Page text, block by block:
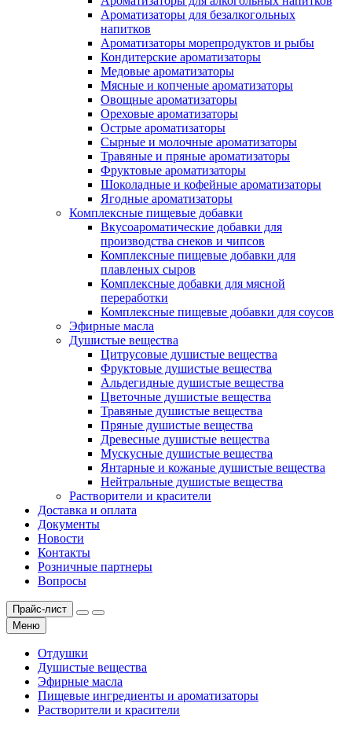
Ароматизаторы для безалкогольных
напитков
Ароматизаторы морепродуктов и рыбы
Кондитерские ароматизаторы
Медовые ароматизаторы
Мясные и копченые ароматизаторы
Овощные ароматизаторы
Ореховые ароматизаторы
Острые ароматизаторы
Сырные и молочные ароматизаторы
Травяные и пряные ароматизаторы
Фруктовые ароматизаторы
Шоколадные и кофейные ароматизаторы
Ягодные ароматизаторы
Комплексные пищевые добавки
Вкусоароматические добавки для
производства снеков и чипсов
Комплексные пищевые добавки для
плавленых сыров
Комплексные добавки для мясной
переработки
Комплексные пищевые добавки для соусов
Эфирные масла
Душистые вещества
Цитрусовые душистые вещества
Фруктовые душистые вещества
Альдегидные душистые вещества
Цветочные душистые вещества
Травяные душистые вещества
Пряные душистые вещества
Древесные душистые вещества
Мускусные душистые вещества
Янтарные и кожаные душистые вещества
Нейтральные душистые вещества
Растворители и красители
Доставка и оплата
Документы
Новости
Контакты
Розничные партнеры
Вопросы
Прайс-лист
Меню
Отдушки
Душистые вещества
Эфирные масла
Пищевые ингредиенты и ароматизаторы
Растворители и красители